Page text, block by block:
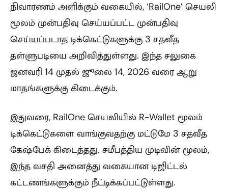
நிவாரணம் அளிக்கும் வகையில், ‘RailOne’ செயலி
மூலம் முன்பதிவு செய்யப்பட்ட முன்பதிவு
செய்யப்படாத டிக்கெட்டுகளுக்கு 3 சதவீத
தள்ளுபடியை அறிவித்துள்ளது. இந்த சலுகை
ஜனவரி 14 முதல் ஜூலை 14, 2026 வரை ஆறு
மாதங்களுக்கு கிடைக்கும்.
இதுவரை, RailOne செயலியில் R-Wallet மூலம்
டிக்கெட்டுகளை வாங்குவதற்கு மட்டுமே 3 சதவீத
கேஷ்பேக் கிடைத்தது. சமீபத்திய முடிவின் மூலம்,
இந்த வசதி அனைத்து வகையான டிஜிட்டல்
கட்டணங்களுக்கும் நீட்டிக்கப்பட்டுள்ளது.